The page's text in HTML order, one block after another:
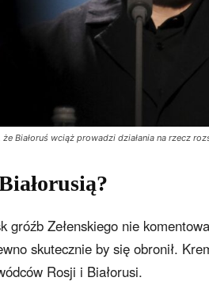
że Białoruś wciąż prowadzi działania na rzecz
gróźb Zełenskiego nie
skutecznie by się obronił.
Rosji i Białorusi.